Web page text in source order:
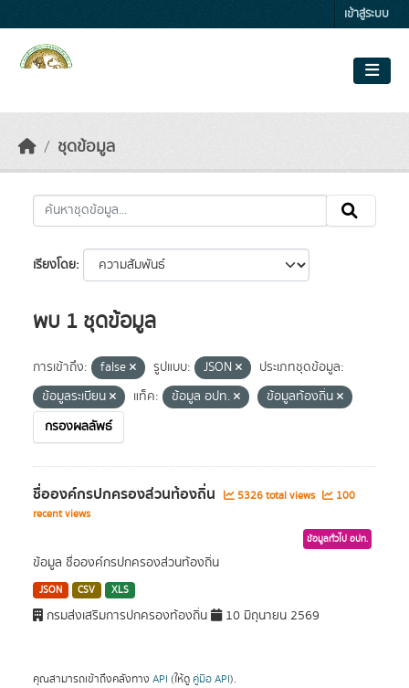
เข้าสู่ระบบ
ชุดข้อมูล
เรียงโดย
พบ 1 ชุดข้อมูล
การเข้าถึง: false รูปแบบ: JSON
ประเภทชุดข้อมูล:
ข้อมูลระเบียน
แท็ค: ข้อมูล อปท.
ข้อมูลท้องถิ่น
กรองผลลัพธ์
ชื่อองค์กรปกครองส่วนท้องถิ่น 5326 total views
100
recent views
ข้อมูลทั่วไป อปท.
ข้อมูล ชื่อองค์กรปกครองส่วนท้องถิ่น
JSON CSV XLS
กรมส่งเสริมการปกครองท้องถิ่น 10 มิถุนายน 2569
คุณสามารถเข้าถึงคลังทาง API (ให้ดู คู่มือ API).